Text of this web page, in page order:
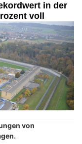
in der
voll
von